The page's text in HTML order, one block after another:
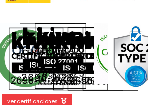
ver certificaciones